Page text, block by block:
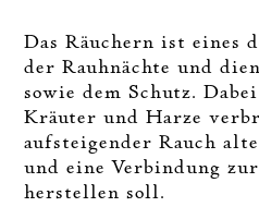
Das Räuchern ist eines
der Rauhnächte und
sowie dem Schutz.
Kräuter und Harze
aufsteigender Rauch
und eine Verbindung
herstellen soll.